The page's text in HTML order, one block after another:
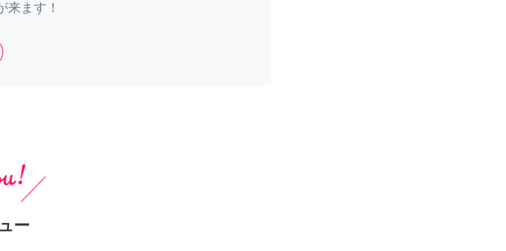
来ます！
ー